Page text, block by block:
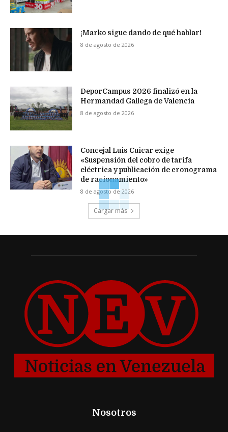
¡Marko sigue dando de qué hablar!
8 de agosto de 2026
DeporCampus 2026 finalizó en la
Hermandad Gallega de Valencia
8 de agosto de 2026
Concejal Luis Cuicar exige
«Suspensión del cobro de tarifa
eléctrica y publicación de cronograma
de racionamiento»
8 de agosto de 2026
Cargar más
Nosotros